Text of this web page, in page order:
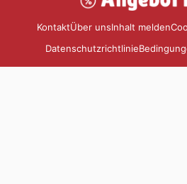
KontaktÜber unsInhalt melden
Datenschutzrichtlinie